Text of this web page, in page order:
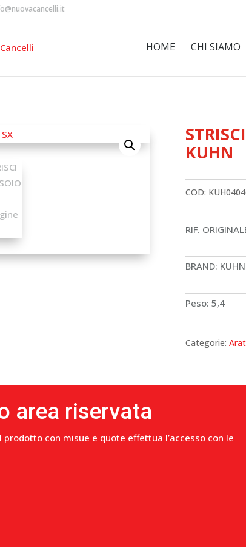
HOME CHI SIAMO
KUHN
COD:
RIF.
BRAND: KUHN
Peso: 5,4
Categorie:
area riservata
prodotto con misue e quote effettua l’accesso con le